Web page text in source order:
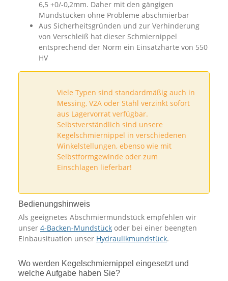
6,5 +0/-0,2mm. Daher mit den gängigen
Mundstücken ohne Probleme abschmierbar
Aus Sicherheitsgründen und zur Verhinderung
von Verschleiß hat dieser Schmiernippel
entsprechend der Norm ein Einsatzhärte von 550
HV
Viele Typen sind standardmäßig auch in
Messing, V2A oder Stahl verzinkt sofort
aus Lagervorrat verfügbar.
Selbstverständlich sind unsere
Kegelschmiernippel in verschiedenen
Winkelstellungen, ebenso wie mit
Selbstformgewinde oder zum
Einschlagen lieferbar!
Bedienungshinweis
Als geeignetes Abschmiermundstück empfehlen wir
unser 4-Backen-Mundstück oder bei einer beengten
Einbausituation unser Hydraulikmundstück.
Wo werden Kegelschmiernippel eingesetzt und
welche Aufgabe haben Sie?